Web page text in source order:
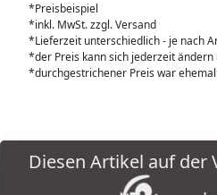
*Preisbeispiel
*inkl. MwSt. zzgl. Versand
*Lieferzeit unterschiedlich - je nach
*der Preis kann sich jederzeit ändern
*durchgestrichener Preis war